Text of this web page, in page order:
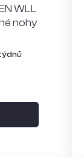
WLL
nohy